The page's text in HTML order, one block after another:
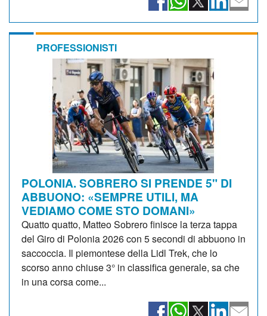
PROFESSIONISTI
POLONIA. SOBRERO SI PRENDE 5" DI
ABBUONO: «SEMPRE UTILI, MA
VEDIAMO COME STO DOMANI»
Quatto quatto, Matteo Sobrero finisce la terza tappa
del Giro di Polonia 2026 con 5 secondi di abbuono in
saccoccia. Il piemontese della Lidl Trek, che lo
scorso anno chiuse 3° in classifica generale, sa che
in una corsa come...